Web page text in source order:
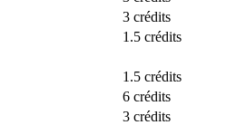
3 crédits
1.5 crédits
1.5 crédits
6 crédits
3 crédits